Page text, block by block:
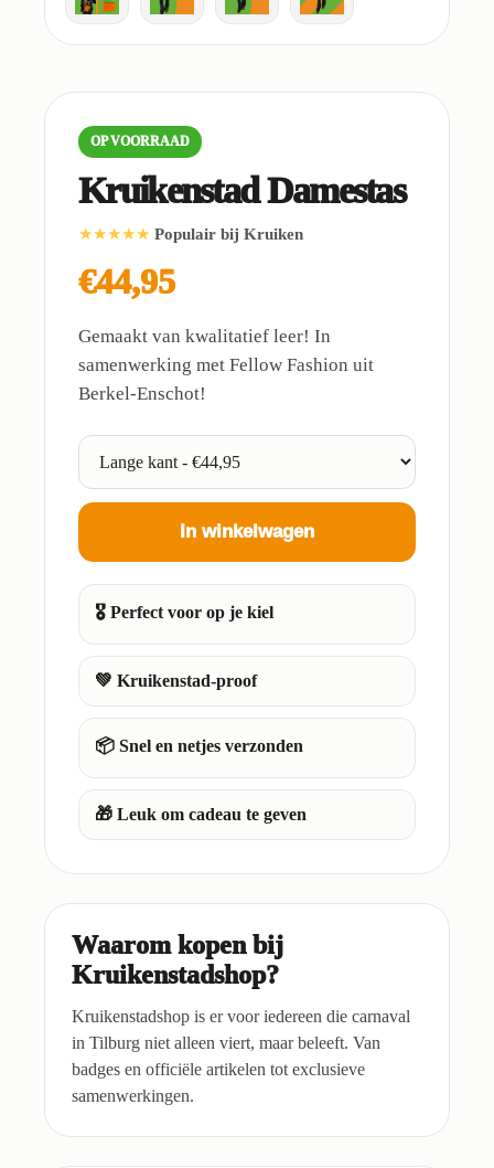
OP VOORRAAD
Kruikenstad Damestas
★★★★★ Populair bij Kruiken
€44,95
Gemaakt van kwalitatief leer! In
samenwerking met Fellow Fashion uit
Berkel-Enschot!
In winkelwagen
🎖️ Perfect voor op je kiel
💚 Kruikenstad-proof
📦 Snel en netjes verzonden
🎁 Leuk om cadeau te geven
Waarom kopen bij
Kruikenstadshop?
Kruikenstadshop is er voor iedereen die carnaval
in Tilburg niet alleen viert, maar beleeft. Van
badges en officiële artikelen tot exclusieve
samenwerkingen.